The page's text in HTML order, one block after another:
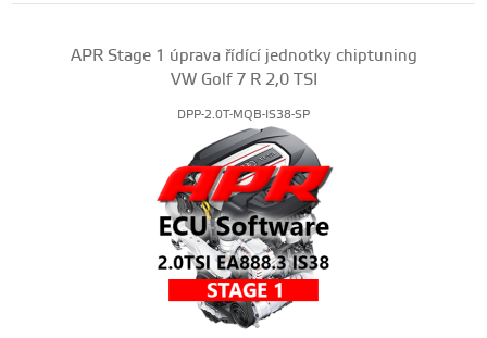
APR Stage 1 úprava řídící jednotky chiptuning
VW Golf 7 R 2,0 TSI
DPP-2.0T-MQB-IS38-SP